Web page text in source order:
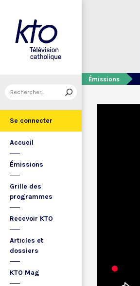
Se connecter
Accueil
Émissions
Grille des
programmes
Recevoir KTO
Articles et
dossiers
KTO Mag
Émissions